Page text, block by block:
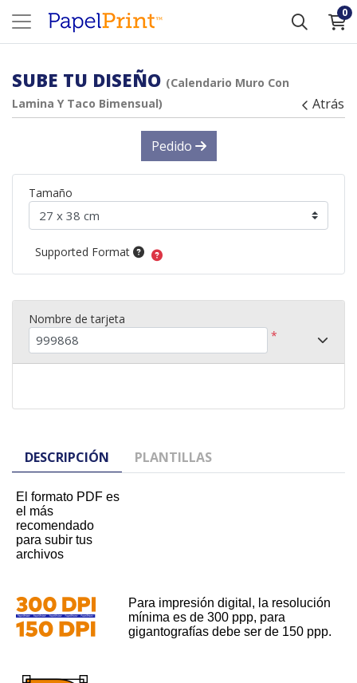
0
SUBE TU DISEÑO (Calendario Muro Con
Lamina Y Taco Bimensual)
Atrás
DESCRIPCIÓN PLANTILLAS
El formato PDF es
el más
recomendado
para subir tus
archivos
Para impresión digital, la resolución
mínima es de 300 ppp, para
gigantografías debe ser de 150 ppp.
Pedido
Tamaño
Supported Format
Nombre de tarjeta
*